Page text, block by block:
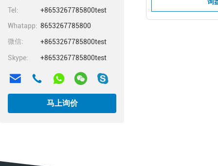
Tel:
+8653267785800test
Whatapp: 8653267785800
微信:
+8653267785800test
Skype: +8653267785800test
马上询价
询